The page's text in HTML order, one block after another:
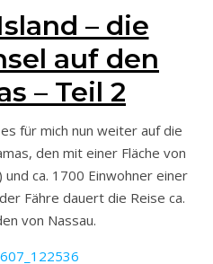
– die
auf den
– Teil 2
für mich nun weiter auf die
den mit einer Fläche von
ca. 1700 Einwohner einer
Fähre dauert die Reise ca.
von Nassau.